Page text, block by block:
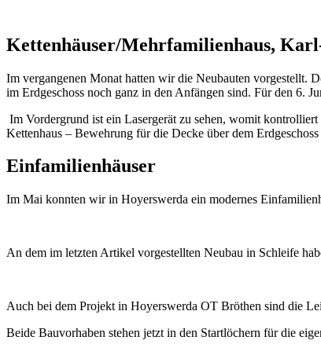
Kettenhäuser/Mehrfamilienhaus,
Im vergangenen Monat hatten wir die Neubauten vorgestellt.
im Erdgeschoss noch ganz in den Anfängen sind. Für den 6.
Im Vordergrund ist ein Lasergerät zu sehen, womit
Kettenhaus – Bewehrung für die Decke über dem Erdgeschoss
Einfamilienhäuser
Im Mai konnten wir in Hoyerswerda ein modernes
An dem im letzten Artikel vorgestellten Neubau in Schleife
Auch bei dem Projekt in Hoyerswerda OT Bröthen sind die
Beide Bauvorhaben stehen jetzt in den Startlöchern für die